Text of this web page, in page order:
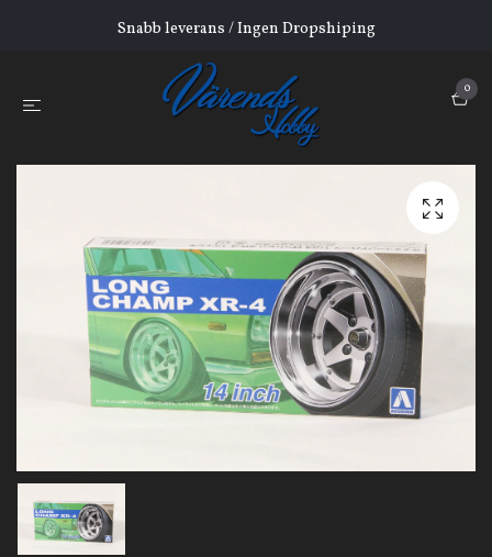
Snabb leverans / Ingen Dropshiping
0